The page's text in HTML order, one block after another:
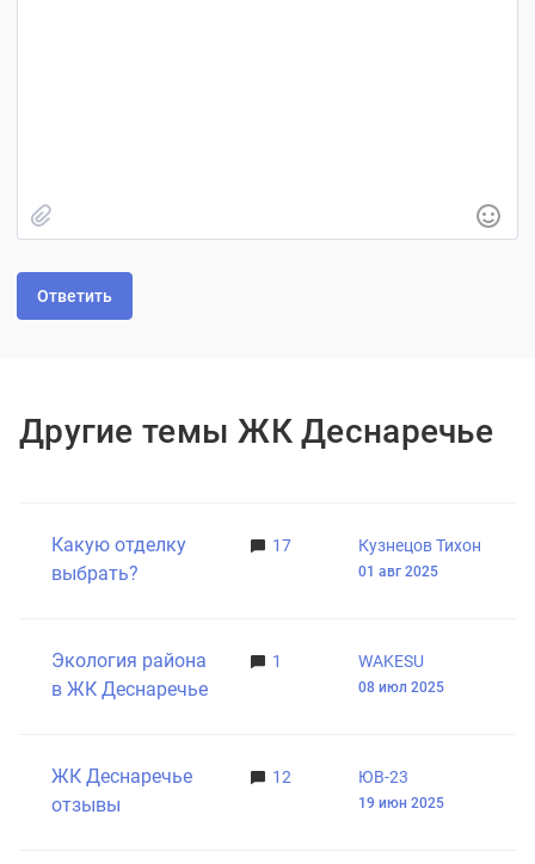
Другие темы ЖК Деснаречье
Какую отделку
выбрать?
17 Кузнецов Тихон
01 авг 2025
Экология района
в ЖК Деснаречье
1 WAKESU
08 июл 2025
ЖК Деснаречье
отзывы
12 ЮВ-23
19 июн 2025